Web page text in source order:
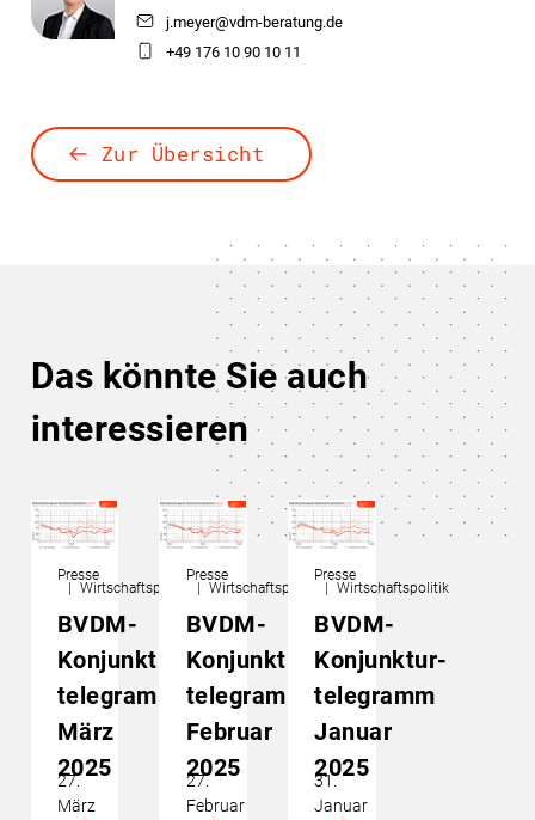
j.meyer@vdm-beratung.de
+49 176 10 90 10 11
Zur Übersicht
Das könnte Sie auch
interessieren
Presse
Wirtschaftspolitik
BVDM-
Konjunktur­
telegramm
März
2025
27.
März
Presse
Wirtschaftspolitik
BVDM-
Konjunktur­
telegramm
Februar
2025
27.
Februar
Presse
Wirtschaftspolitik
BVDM-
Konjunktur­
telegramm
Januar
2025
31.
Januar